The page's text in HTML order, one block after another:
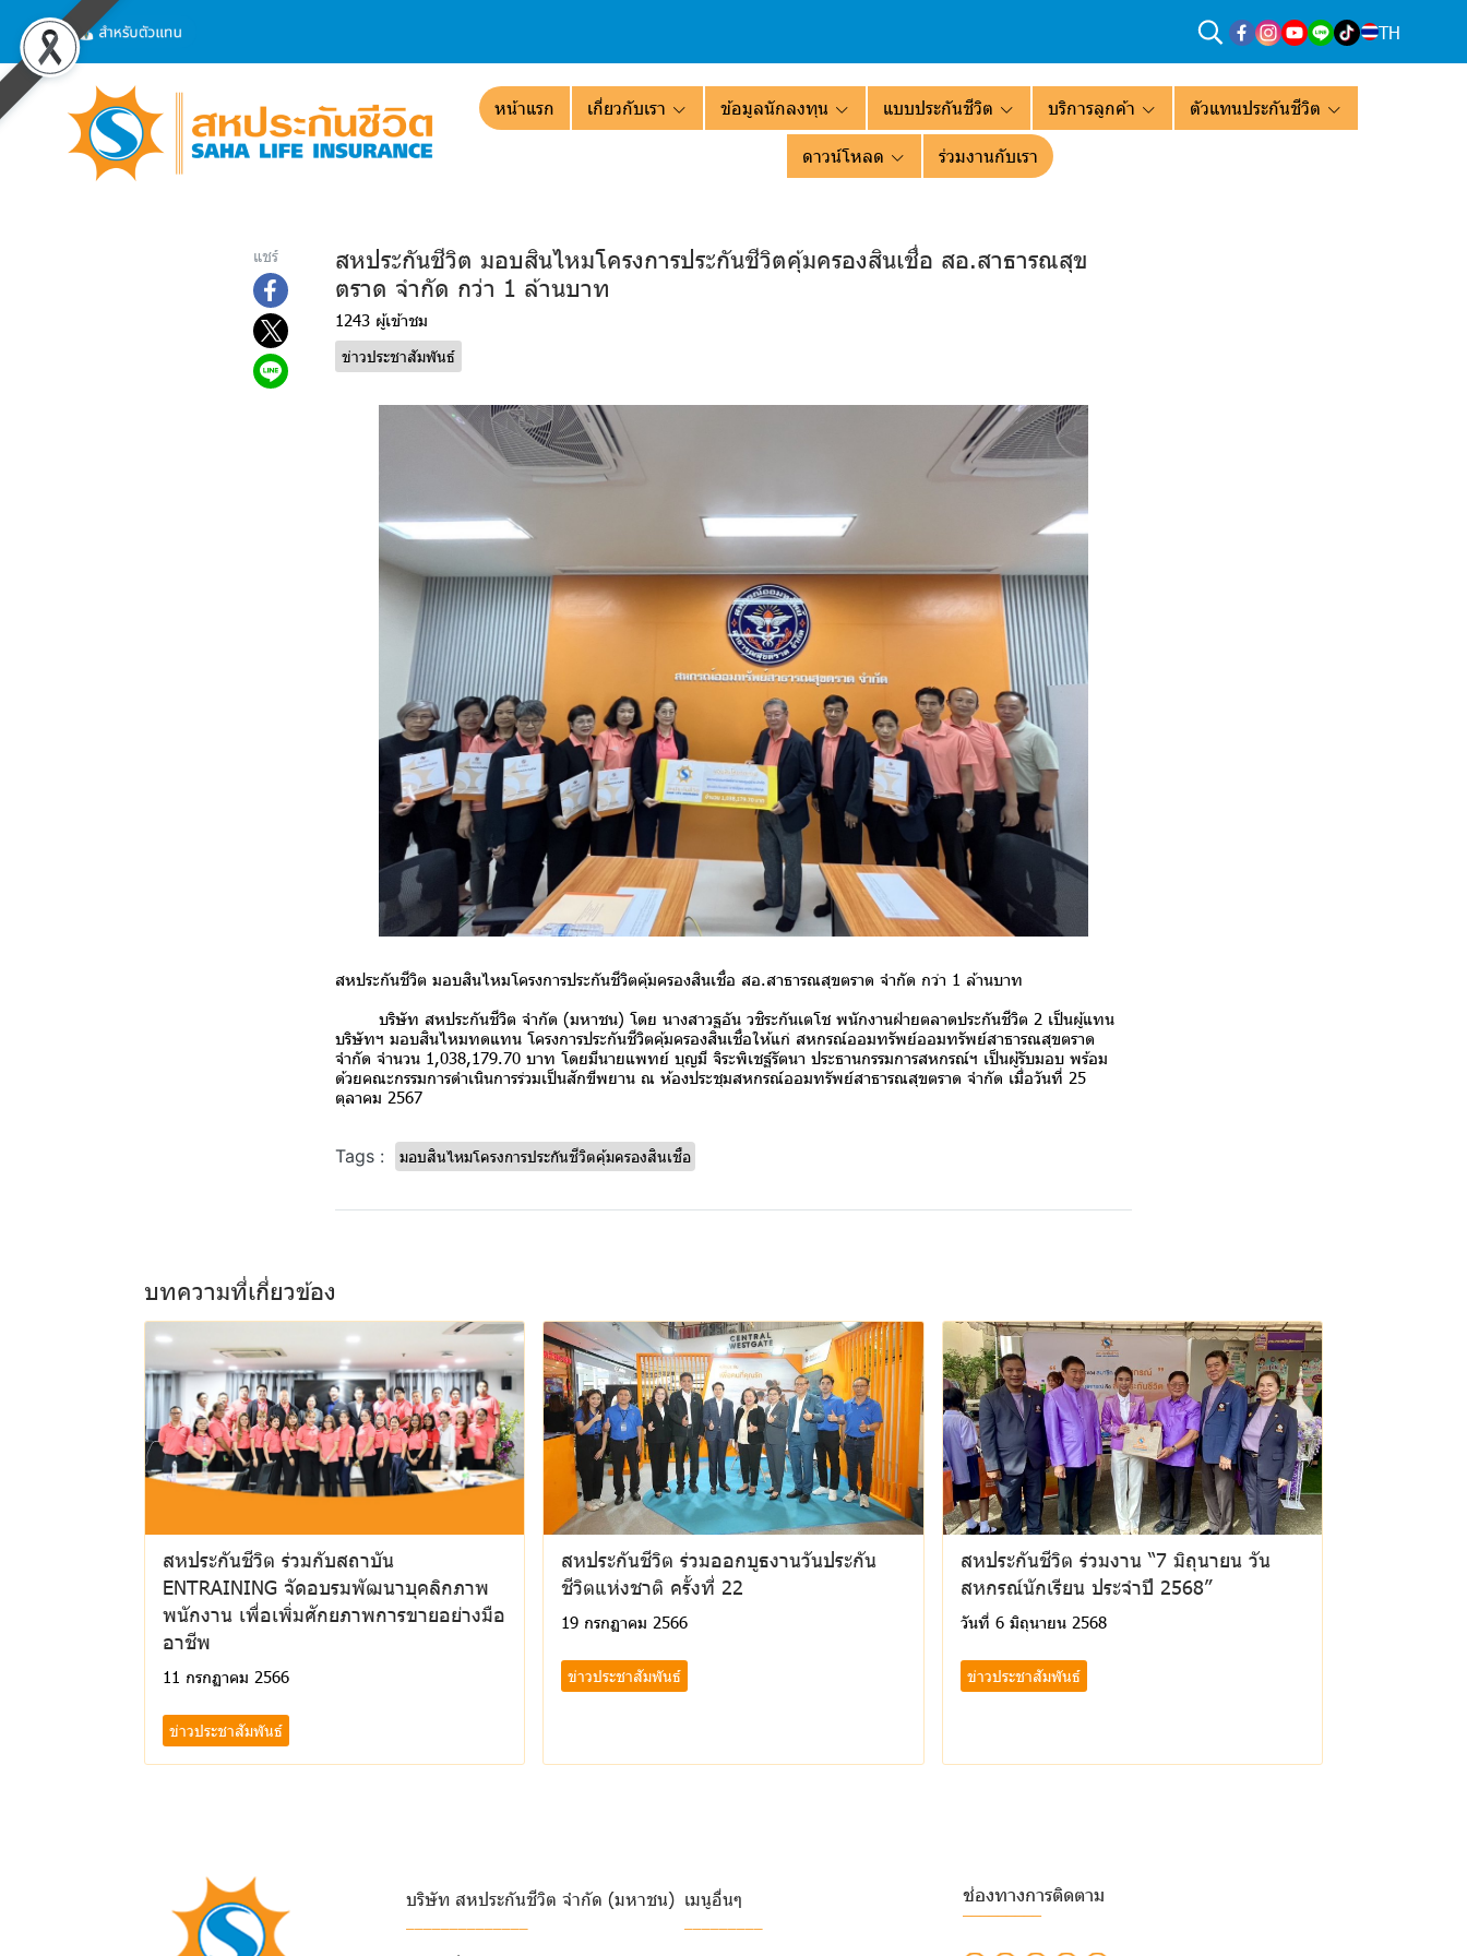
TH
หน้าแรก เกี่ยวกับเรา ข้อมูลนักลงทุน แบบประกันชีวิต บริการลูกค้า ตัวแทนประกันชีวิต
ดาวน์โหลด ร่วมงานกับเรา
แชร์
สหประกันชีวิต มอบสินไหมโครงการประกันชีวิตคุ้มครองสินเชื่อ สอ.สาธารณสุข
ตราด จำกัด กว่า 1 ล้านบาท
1243 ผู้เข้าชม
ข่าวประชาสัมพันธ์
สหประกันชีวิต มอบสินไหมโครงการประกันชีวิตคุ้มครองสินเชื่อ สอ.สาธารณสุขตราด จำกัด กว่า 1 ล้านบาท
บริษัท สหประกันชีวิต จำกัด (มหาชน) โดย นางสาวฐอัน วชิระกันเตโช พนักงานฝ่ายตลาดประกันชีวิต 2 เป็นผู้แทน
บริษัทฯ มอบสินไหมทดแทน โครงการประกันชีวิตคุ้มครองสินเชื่อให้แก่ สหกรณ์ออมทรัพย์ออมทรัพย์สาธารณสุขตราด
จำกัด จำนวน 1,038,179.70 บาท โดยมีนายแพทย์ บุญมี จิระพิเชฐ์รัตนา ประธานกรรมการสหกรณ์ฯ เป็นผู้รับมอบ พร้อม
ด้วยคณะกรรมการดำเนินการร่วมเป็นสักขีพยาน ณ ห้องประชุมสหกรณ์ออมทรัพย์สาธารณสุขตราด จำกัด เมื่อวันที่ 25
ตุลาคม 2567
Tags : มอบสินไหมโครงการประกันชีวิตคุ้มครองสินเชื่อ
บทความที่เกี่ยวข้อง
สหประกันชีวิต ร่วมกับสถาบัน
ENTRAINING จัดอบรมพัฒนาบุคลิกภาพ
พนักงาน เพื่อเพิ่มศักยภาพการขายอย่างมือ
อาชีพ
11 กรกฏาคม 2566
ข่าวประชาสัมพันธ์
สหประกันชีวิต ร่วมออกบูธงานวันประกัน
ชีวิตแห่งชาติ ครั้งที่ 22
19 กรกฏาคม 2566
ข่าวประชาสัมพันธ์
สหประกันชีวิต ร่วมงาน “7 มิถุนายน วัน
สหกรณ์นักเรียน ประจำปี 2568”
วันที่ 6 มิถุนายน 2568
ข่าวประชาสัมพันธ์
บริษัท สหประกันชีวิต จำกัด (มหาชน) เมนูอื่นๆ ช่องทางการติดตาม